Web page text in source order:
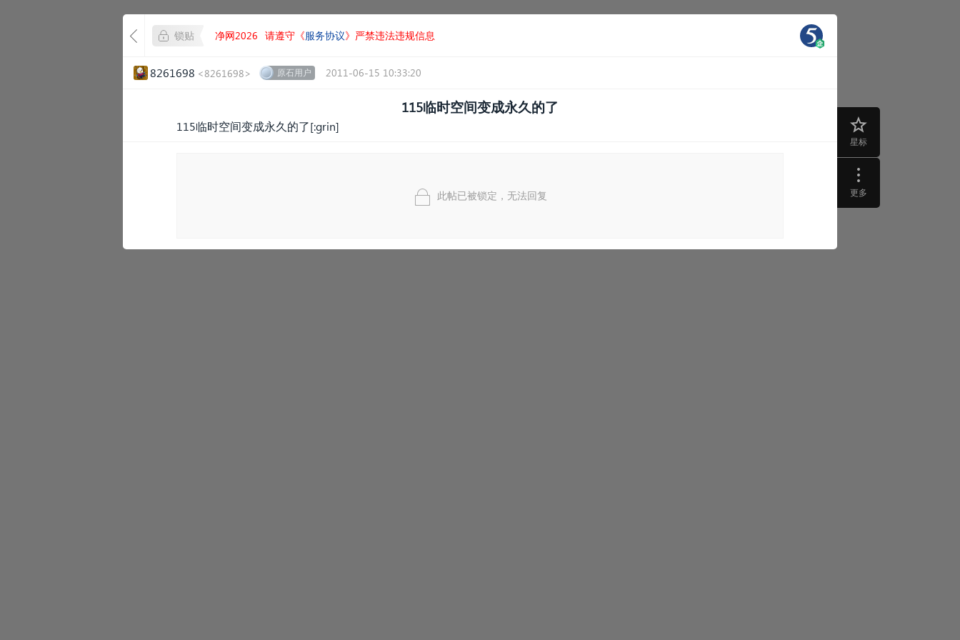
星标
更多
锁贴 净网2026 请遵守《服务协议》严禁违法违规信息
8261698 <8261698> 原石用户 2011-06-15 10:33:20
115临时空间变成永久的了
115临时空间变成永久的了[:grin]
此帖已被锁定，无法回复